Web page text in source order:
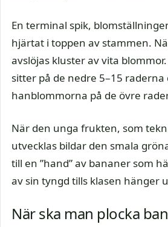
En terminal spik,
hjärtat i toppen av stammen.
avslöjas kluster av vita
sitter på de nedre 5–15 raderna
hanblommorna på de övre
När den unga frukten, som
utvecklas bildar den smala
till en ”hand” av bananer som
av sin tyngd tills klasen hänger
När ska man plocka